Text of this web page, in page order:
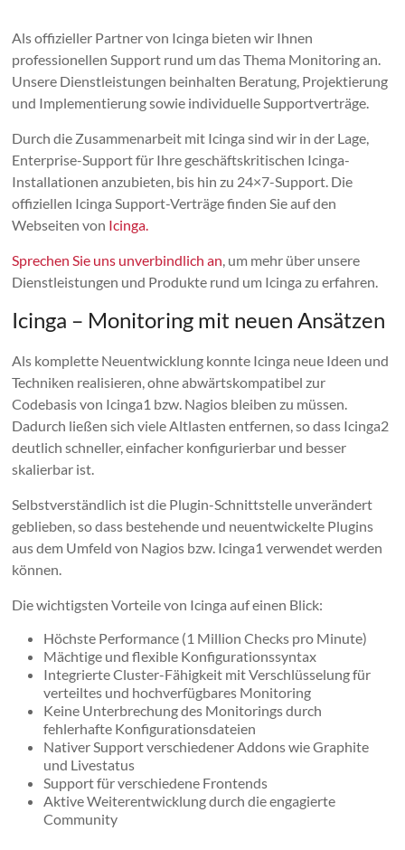
Als offizieller Partner von Icinga bieten wir Ihnen
professionellen Support rund um das Thema Monitoring an.
Unsere Dienstleistungen beinhalten Beratung, Projektierung
und Implementierung sowie individuelle Supportverträge.
Durch die Zusammenarbeit mit Icinga sind wir in der Lage,
Enterprise-Support für Ihre geschäftskritischen Icinga-
Installationen anzubieten, bis hin zu 24×7-Support. Die
offiziellen Icinga Support-Verträge finden Sie auf den
Webseiten von Icinga.
Sprechen Sie uns unverbindlich an, um mehr über unsere
Dienstleistungen und Produkte rund um Icinga zu erfahren.
Icinga – Monitoring mit neuen Ansätzen
Als komplette Neuentwicklung konnte Icinga neue Ideen und
Techniken realisieren, ohne abwärtskompatibel zur
Codebasis von Icinga1 bzw. Nagios bleiben zu müssen.
Dadurch ließen sich viele Altlasten entfernen, so dass Icinga2
deutlich schneller, einfacher konfigurierbar und besser
skalierbar ist.
Selbstverständlich ist die Plugin-Schnittstelle unverändert
geblieben, so dass bestehende und neuentwickelte Plugins
aus dem Umfeld von Nagios bzw. Icinga1 verwendet werden
können.
Die wichtigsten Vorteile von Icinga auf einen Blick:
Höchste Performance (1 Million Checks pro Minute)
Mächtige und flexible Konfigurationssyntax
Integrierte Cluster-Fähigkeit mit Verschlüsselung für
verteiltes und hochverfügbares Monitoring
Keine Unterbrechung des Monitorings durch
fehlerhafte Konfigurationsdateien
Nativer Support verschiedener Addons wie Graphite
und Livestatus
Support für verschiedene Frontends
Aktive Weiterentwicklung durch die engagierte
Community